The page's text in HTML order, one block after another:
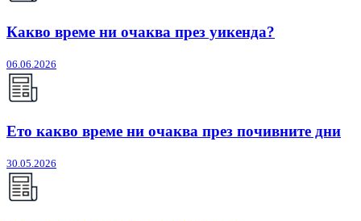
Какво време ни очаква през уикенда?
06.06.2026
Ето какво време ни очаква през почивните дни
30.05.2026